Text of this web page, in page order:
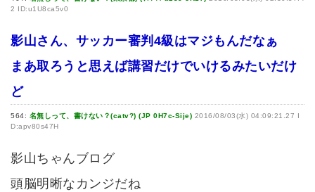
2 ID:u1U8ca5v0
影山さん、サッカー審判4級はマジもんだなぁ
まあ取ろうと思えば講習だけでいけるみたいだけ
ど
564: 名無しって、書けない？(catv?) (JP 0H7c-Sije) 2016/08/03(水) 04:09:21.27 I
D:apv80s47H
影山ちゃんブログ
頭脳明晰なカンジだね